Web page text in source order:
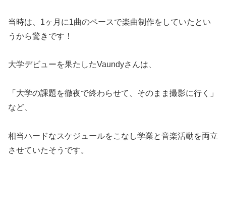
当時は、1ヶ月に1曲のペースで楽曲制作をしていたとい
うから驚きです！
大学デビューを果たしたVaundyさんは、
「大学の課題を徹夜で終わらせて、そのまま撮影に行く」
など、
相当ハードなスケジュールをこなし学業と音楽活動を両立
させていたそうです。